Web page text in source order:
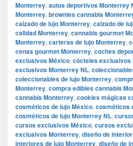
Monterrey, autos deportivos Monterrey
Monterrey, brownies cannabis
calzado de lujo Monterrey, calzado de
calidad Monterrey, cannabis gourmet
Monterrey, carteras de lujo Monterrey,
cenas gourmet Monterrey, coches
exclusivos México, cócteles exclusivos
exclusivos Monterrey NL,
coleccionables de lujo Monterrey,
Monterrey, compra edibles cannabis
cannabis Monterrey, cookies mágicas
cosméticos de lujo México, cosméticos
cosméticos de lujo Monterrey NL,
cursos exclusivos México, cursos
exclusivos Monterrey, diseño de
interiores de lujo Monterrey, diseño de